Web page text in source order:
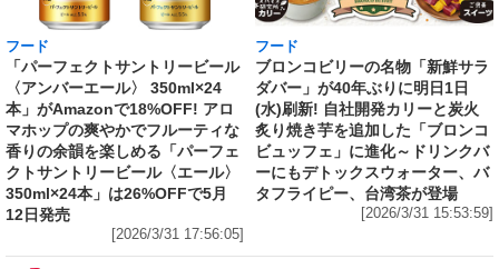
フード
「パーフェクトサントリービール
〈アンバーエール〉 350ml×24
本」がAmazonで18%OFF! アロ
マホップの爽やかでフルーティな
香りの余韻を楽しめる「パーフェ
クトサントリービール〈エール〉
350ml×24本」は26%OFFで5月
12日発売
[2026/3/31 17:56:05]
フード
ブロンコビリーの名物「新鮮サラ
ダバー」が40年ぶりに明日1日
(水)刷新! 自社開発カリーと炭火
炙り焼き芋を追加した「ブロンコ
ビュッフェ」に進化～ドリンクバ
ーにもデトックスウォーター、バ
タフライピー、台湾茶が登場
[2026/3/31 15:53:59]